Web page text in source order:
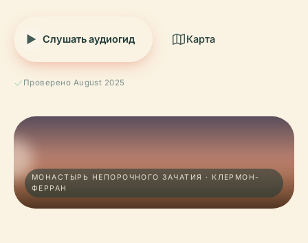
Слушать аудиогид Карта
Проверено August 2025
МОНАСТЫРЬ НЕПОРОЧНОГО ЗАЧАТИЯ · КЛЕРМОН-
ФЕРРАН